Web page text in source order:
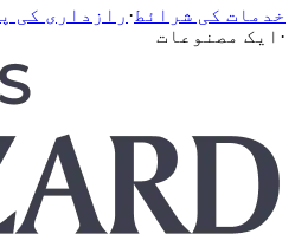
خدمات کی شرائط·رازداری کی
ایک مصنوعات